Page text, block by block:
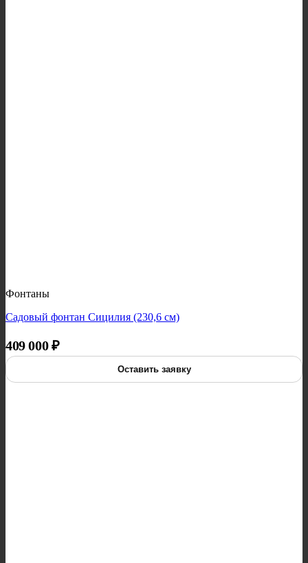
Фонтаны
Садовый фонтан Сицилия (230,6 см)
409 000₽
Оставить заявку